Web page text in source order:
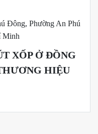
Đông, Phường An Phú
Minh
XỐP Ở ĐỒNG
HIỆU